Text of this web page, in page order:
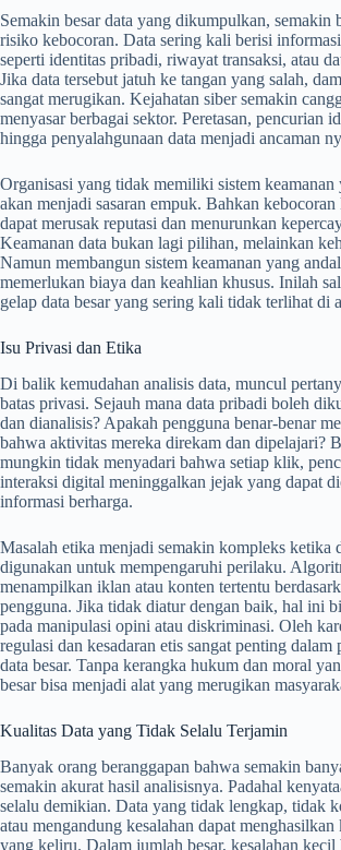
Semakin besar data yang dikumpulkan, semakin
risiko kebocoran. Data sering kali berisi
seperti identitas pribadi, riwayat transaksi, atau
Jika data tersebut jatuh ke tangan yang salah,
sangat merugikan. Kejahatan siber semakin
menyasar berbagai sektor. Peretasan, pencurian
hingga penyalahgunaan data menjadi ancaman
Organisasi yang tidak memiliki sistem keamanan
akan menjadi sasaran empuk. Bahkan
dapat merusak reputasi dan menurunkan
Keamanan data bukan lagi pilihan, melainkan
Namun membangun sistem keamanan yang
memerlukan biaya dan keahlian khusus. Inilah
gelap data besar yang sering kali tidak terlihat di
Isu Privasi dan Etika
Di balik kemudahan analisis data, muncul
batas privasi. Sejauh mana data pribadi boleh
dan dianalisis? Apakah pengguna benar-benar
bahwa aktivitas mereka direkam dan dipelajari?
mungkin tidak menyadari bahwa setiap klik,
interaksi digital meninggalkan jejak yang dapat
informasi berharga.
Masalah etika menjadi semakin kompleks ketika
digunakan untuk mempengaruhi perilaku.
menampilkan iklan atau konten tertentu
pengguna. Jika tidak diatur dengan baik, hal ini
pada manipulasi opini atau diskriminasi. Oleh
regulasi dan kesadaran etis sangat penting dalam
data besar. Tanpa kerangka hukum dan moral
besar bisa menjadi alat yang merugikan
Kualitas Data yang Tidak Selalu Terjamin
Banyak orang beranggapan bahwa semakin
semakin akurat hasil analisisnya. Padahal
selalu demikian. Data yang tidak lengkap, tidak
atau mengandung kesalahan dapat menghasilkan
yang keliru. Dalam jumlah besar, kesalahan kecil